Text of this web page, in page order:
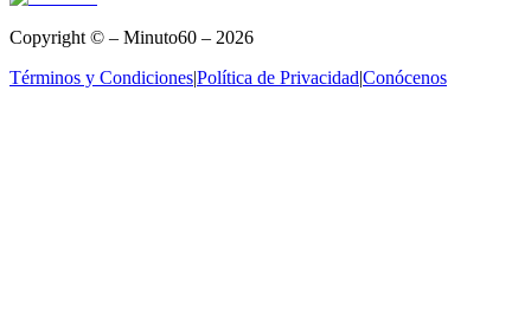
Copyright © – Minuto60 – 2026
Términos y Condiciones|Política de Privacidad|Conócenos